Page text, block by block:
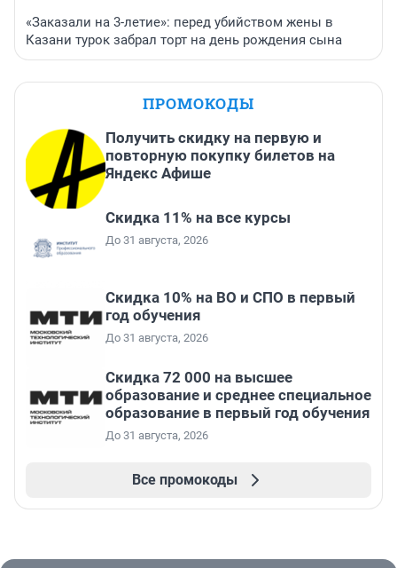
«Заказали на 3-летие»: перед убийством жены в
Казани турок забрал торт на день рождения сына
ПРОМОКОДЫ
Получить скидку на первую и
повторную покупку билетов на
Яндекс Афише
Скидка 11% на все курсы
До 31 августа, 2026
Скидка 10% на ВО и СПО в первый
год обучения
До 31 августа, 2026
Скидка 72 000 на высшее
образование и среднее специальное
образование в первый год обучения
До 31 августа, 2026
Все промокоды